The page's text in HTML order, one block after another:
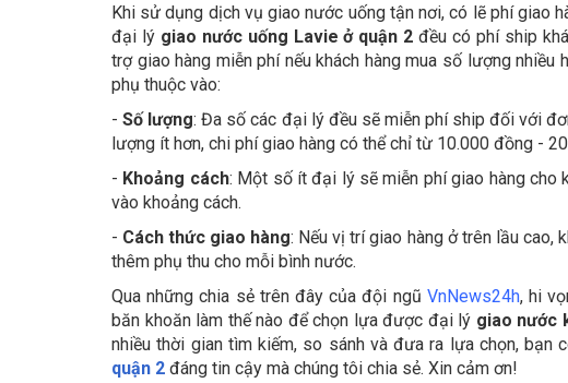
Khi sử dụng dịch vụ giao nước uống tận nơi, có lẽ phí giao
đại lý giao nước uống Lavie ở quận 2 đều có phí ship
trợ giao hàng miễn phí nếu khách hàng mua số lượng
phụ thuộc vào:
-Số lượng: Đa số các đại lý đều sẽ miễn phí ship đối với
lượng ít hơn, chi phí giao hàng có thể chỉ từ 10.000 đồng -
- Khoảng cách: Một số ít đại lý sẽ miễn phí giao hàng cho
vào khoảng cách.
- Cách thức giao hàng: Nếu vị trí giao hàng ở trên lầu cao,
thêm phụ thu cho mỗi bình nước.
Qua những chia sẻ trên đây của đội ngũ VnNews24h, hi
băn khoăn làm thế nào để chọn lựa được đại lý giao nước
nhiều thời gian tìm kiếm, so sánh và đưa ra lựa chọn, bạn
quận 2 đáng tin cậy mà chúng tôi chia sẻ. Xin cảm ơn!